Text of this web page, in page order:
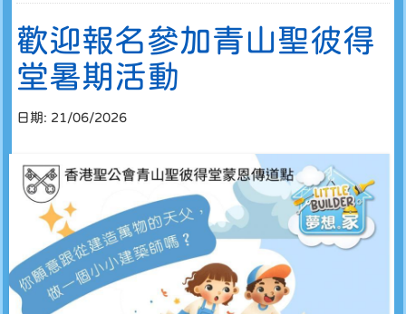
歡迎報名參加青山聖彼得
堂暑期活動
日期: 21/06/2026